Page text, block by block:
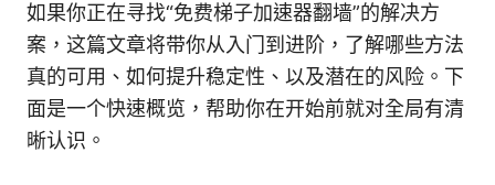
如果你正在寻找“免费梯子加速器翻墙”的解决方
案，这篇文章将带你从入门到进阶，了解哪些方法
真的可用、如何提升稳定性、以及潜在的风险。下
面是一个快速概览，帮助你在开始前就对全局有清
晰认识。